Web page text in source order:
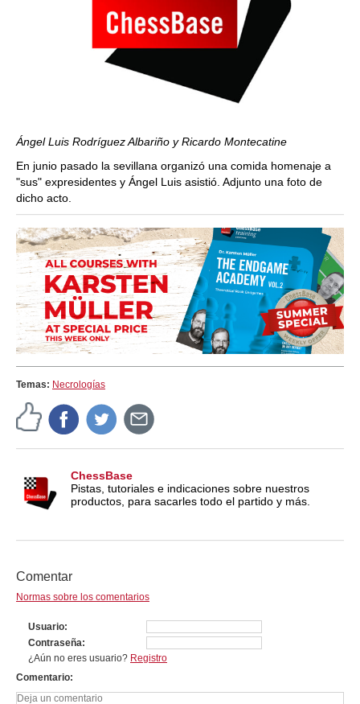
Ángel Luis Rodríguez Albariño y Ricardo Montecatine
En junio pasado la sevillana organizó una comida homenaje a
"sus" expresidentes y Ángel Luis asistió. Adjunto una foto de
dicho acto.
Temas: Necrologías
ChessBase
Pistas, tutoriales e indicaciones sobre nuestros
productos, para sacarles todo el partido y más.
Comentar
Normas sobre los comentarios
Usuario
Contraseña
¿Aún no eres usuario? Registro
Comentario